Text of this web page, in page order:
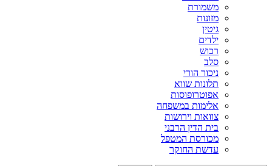
משמורת
מזונות
גיטין
ילדים
רכוש
סלב
ניכור הורי
תלונות שווא
אפוטרופוסות
אלימות במשפחה
צוואות וירושות
בית הדין הרבני
מכורסת המטפל
עדשת החוקר